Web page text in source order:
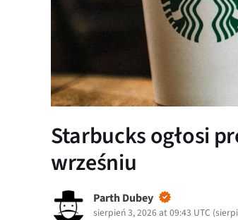
Starbucks ogłosi
wrześniu
Parth Dubey
sierpień 3, 2026 at 09:43 UTC (